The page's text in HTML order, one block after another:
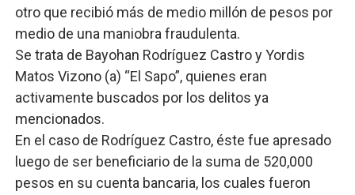
otro que recibió más de medio millón de pesos por
medio de una maniobra fraudulenta.
Se trata de Bayohan Rodríguez Castro y Yordis
Matos Vizono (a) “El Sapo”, quienes eran
activamente buscados por los delitos ya
mencionados.
En el caso de Rodríguez Castro, éste fue apresado
luego de ser beneficiario de la suma de 520,000
pesos en su cuenta bancaria, los cuales fueron